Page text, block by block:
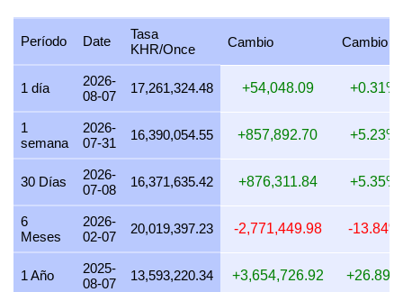
27 julio 2026 16,489,795.92 397,610.20 463,878.57
16,376,524.20
25 julio 2026 16,376,524.20 394,878.94 460,692.10
24 julio 2026 16,432,468.46
23 julio 2026
22 julio 2026 16,761,219.95 404,154.92 471,514.07
21 julio 2026 16,423,756.39
20 julio 2026
19 julio 2026 16,232,447.22 391,404.88 456,639.03
Período Date
Tasa
KHR/Once
Cambio Cambio %
1 día
2026-
08-07
17,261,324.48 +54,048.09 +0.31%
1
semana
2026-
07-31
16,390,054.55 +857,892.70 +5.23%
30 Días
2026-
07-08
16,371,635.42 +876,311.84 +5.35%
6
Meses
2026-
02-07
20,019,397.23 -2,771,449.98 -13.84%
1 Año
2025-
08-07
13,593,220.34 +3,654,726.92 +26.89%